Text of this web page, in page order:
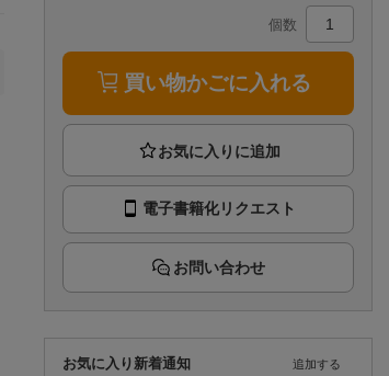
個数
買い物かごに入れる
電子書籍化リクエスト
お問い合わせ
お気に入り新着通知 追加する